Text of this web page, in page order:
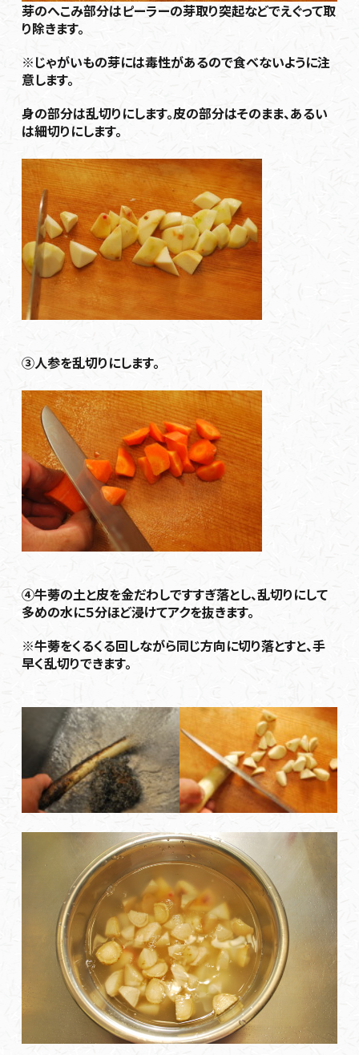
芽のへこみ部分はピーラーの芽取り突起などでえぐって取
り除きます。
※じゃがいもの芽には毒性があるので食べないように注
意します。
身の部分は乱切りにします。皮の部分はそのまま、あるい
は細切りにします。
③人参を乱切りにします。
④牛蒡の土と皮を金だわしですすぎ落とし、乱切りにして
多めの水に５分ほど浸けてアクを抜きます。
※牛蒡をくるくる回しながら同じ方向に切り落とすと、手
早く乱切りできます。